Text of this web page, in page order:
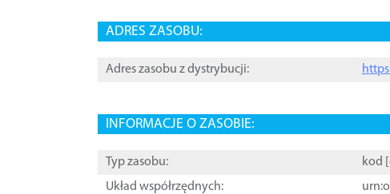
ADRES ZASOBU:
Adres zasobu z dystrybucji:
INFORMACJE O ZASOBIE:
Typ zasobu: kod [
Układ współrzędnych: